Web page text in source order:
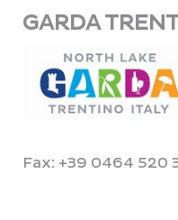
GARDA
Fax: +39 0464 520